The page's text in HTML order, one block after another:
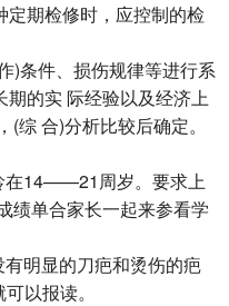
期检修时，应控制的检
)条件、损伤规律等进行系
的实 际经验以及经济上
综 合)分析比较后确定。
在14——21周岁。要求上
绩单合家长一起来参看学
明显的刀疤和烫伤的疤
以报读。